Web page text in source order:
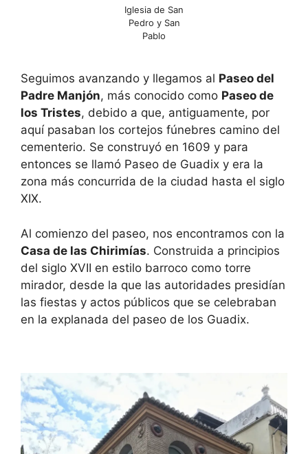
Iglesia de San
Pedro y San
Pablo
Seguimos avanzando y llegamos al Paseo del
Padre Manjón, más conocido como Paseo de
los Tristes, debido a que, antiguamente, por
aquí pasaban los cortejos fúnebres camino del
cementerio. Se construyó en 1609 y para
entonces se llamó Paseo de Guadix y era la
zona más concurrida de la ciudad hasta el siglo
XIX.
Al comienzo del paseo, nos encontramos con la
Casa de las Chirimías. Construida a principios
del siglo XVII en estilo barroco como torre
mirador, desde la que las autoridades presidían
las fiestas y actos públicos que se celebraban
en la explanada del paseo de los Guadix.